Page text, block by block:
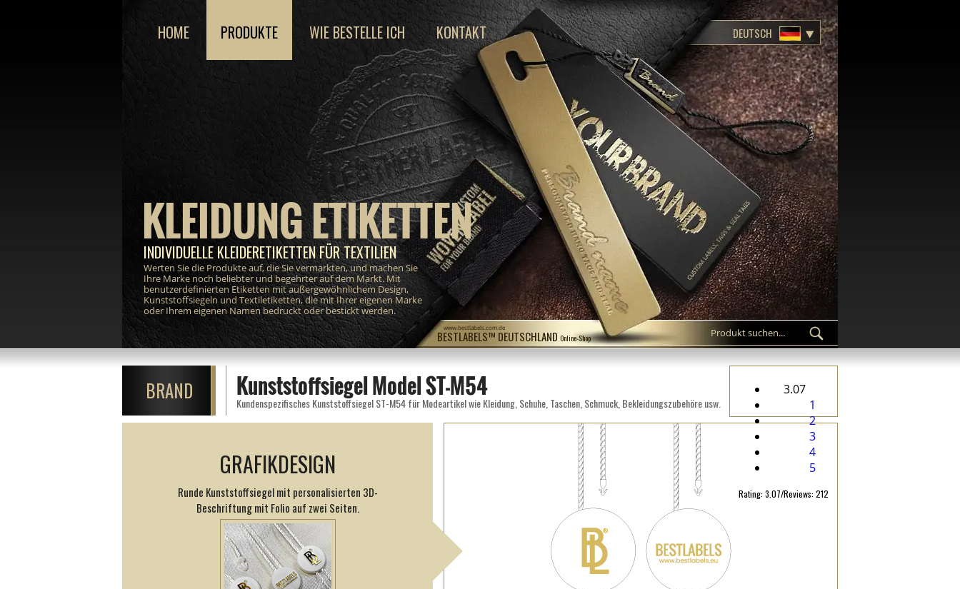
BESTLABELS™ DEUTSCHLAND Online-Shop
www.bestlabels.com.de
KLEIDUNG ETIKETTEN
INDIVIDUELLE KLEIDERETIKETTEN FÜR TEXTILIEN
Werten Sie die Produkte auf, die Sie vermarkten, und machen Sie
Ihre Marke noch beliebter und begehrter auf dem Markt. Mit
benutzerdefinierten Etiketten mit außergewöhnlichem Design,
Kunststoffsiegeln und Textiletiketten, die mit Ihrer eigenen Marke
oder Ihrem eigenen Namen bedruckt oder bestickt werden.
HOME PRODUKTE WIE BESTELLE ICH KONTAKT DEUTSCH
BRAND Kunststoffsiegel Model ST-M54
Kundenspezifisches Kunststoffsiegel ST-M54 für Modeartikel wie Kleidung, Schuhe, Taschen, Schmuck, Bekleidungszubehöre usw.
3.07
1
2
3
4
5
Rating: 3.07/Reviews: 212
GRAFIKDESIGN
Runde Kunststoffsiegel mit personalisierten 3D-
Beschriftung mit Folio auf zwei Seiten.